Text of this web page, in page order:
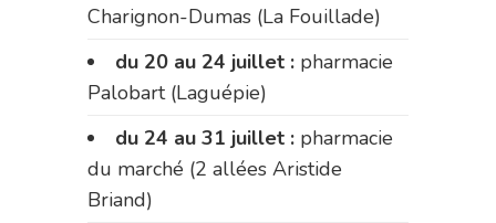
Charignon-Dumas (La Fouillade)
du 20 au 24 juillet : pharmacie
Palobart (Laguépie)
du 24 au 31 juillet : pharmacie
du marché (2 allées Aristide
Briand)